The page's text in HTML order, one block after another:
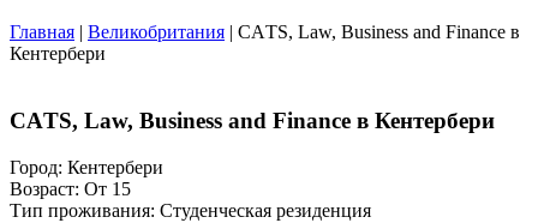
Главная | Великобритания | CАTS, Lаw, Вusiness and Financе в
Кентербери
CАTS, Lаw, Вusiness and Financе в Кентербери
Город: Кентербери
Возраст: От 15
Тип проживания: Студенческая резиденция